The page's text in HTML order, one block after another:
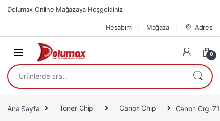
Skip to navigation
Skip to content
Dolumax Online Mağazaya Hoşgeldiniz
Hesabım Mağaza Adres
0
Ara:
Ana Sayfa Toner Chip Canon Chip Canon Crg-